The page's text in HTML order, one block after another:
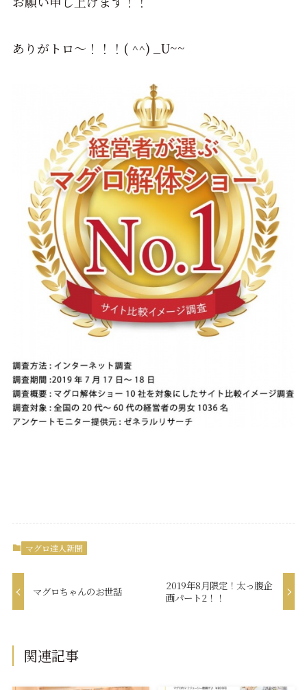
ありがトロ～！！！( ^^) _U~~
マグロ達人新聞
マグロちゃんのお世話
2019年8月限定！太っ腹企
画パート2！！
関連記事